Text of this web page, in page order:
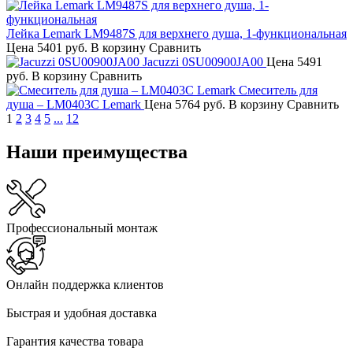
Лейка Lemark LM9487S для верхнего душа, 1-функциональная
Цена 5401 руб. В корзину Сравнить
Jacuzzi 0SU00900JA00 Цена 5491
руб. В корзину Сравнить
Смеситель для
душа – LM0403C Lemark Цена 5764 руб. В корзину Сравнить
1 2 3 4 5 ... 12
Наши преимущества
Профессиональный монтаж
Онлайн поддержка клиентов
Быстрая и удобная доставка
Гарантия качества товара